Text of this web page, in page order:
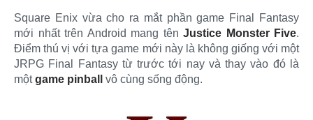
Square Enix vừa cho ra mắt phần game Final Fantasy
mới nhất trên Android mang tên Justice Monster Five.
Điểm thú vị với tựa game mới này là không giống với một
JRPG Final Fantasy từ trước tới nay và thay vào đó là
mộtgame pinball vô cùng sống động.